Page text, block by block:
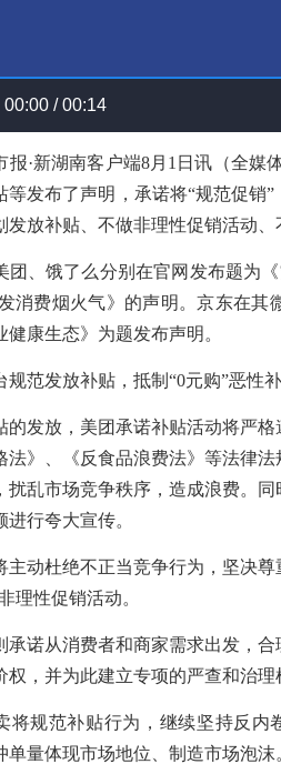
00:00 / 00:14
报·新湖南客户端8月1日讯（全媒
等发布了声明，承诺将“规范促销
发放补贴、不做非理性促销活动
团、饿了么分别在官网发布题为
消费烟火气》的声明。京东在其
健康生态》为题发布声明。
规范发放补贴，抵制“0元购”恶性
的发放，美团承诺补贴活动将严
法》、《反食品浪费法》等法律
扰乱市场竞争秩序，造成浪费。
行夸大宣传。
主动杜绝不正当竞争行为，坚决
理性促销活动。
承诺从消费者和商家需求出发，
权，并为此建立专项的严查和治理
将规范补贴行为，继续坚持反内
单量体现市场地位、制造市场泡